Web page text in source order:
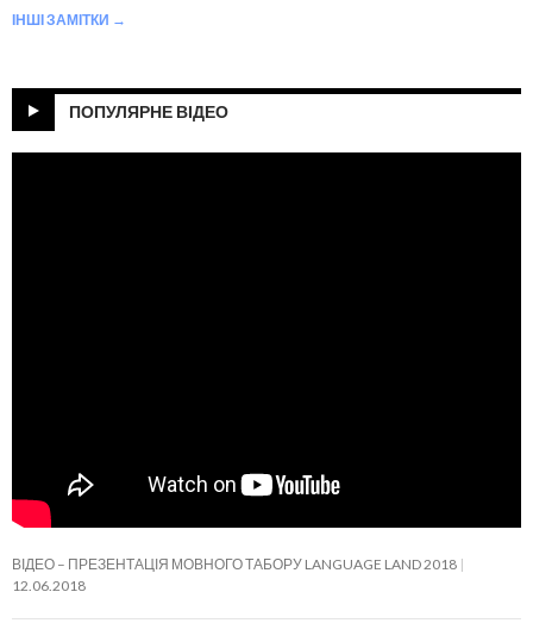
ІНШІ ЗАМІТКИ →
ПОПУЛЯРНЕ ВІДЕО
ВІДЕО – ПРЕЗЕНТАЦІЯ МОВНОГО ТАБОРУ LANGUAGE LAND 2018
12.06.2018